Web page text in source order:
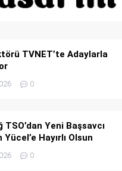
TVNET’te Adaylarla
0
TSO’dan Yeni Başsavcı
Hayırlı Olsun
0